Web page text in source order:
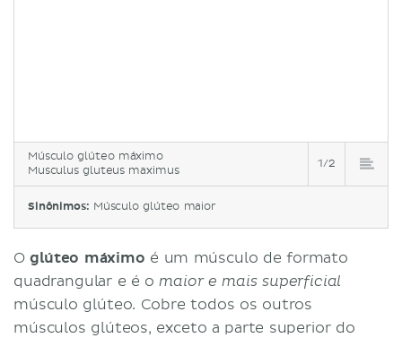
Músculo glúteo máximo
Musculus gluteus maximus
1/2
Sinônimos: Músculo glúteo maior
Oglúteo máximo é um músculo de formato
quadrangular e é omaior e mais superficial
músculo glúteo. Cobre todos os outros
músculos glúteos, exceto a parte superior do